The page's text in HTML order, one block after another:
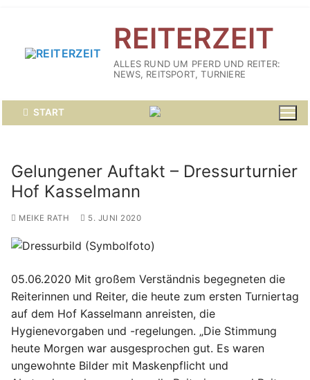
springen
REITERZEIT
ALLES RUND UM PFERD UND REITER:
NEWS, REITSPORT, TURNIERE
START
Gelungener Auftakt – Dressurturnier
Hof Kasselmann
MEIKE RATH 5. JUNI 2020
05.06.2020 Mit großem Verständnis begegneten die
Reiterinnen und Reiter, die heute zum ersten Turniertag
auf dem Hof Kasselmann anreisten, die
Hygienevorgaben und -regelungen. „Die Stimmung
heute Morgen war ausgesprochen gut. Es waren
ungewohnte Bilder mit Maskenpflicht und